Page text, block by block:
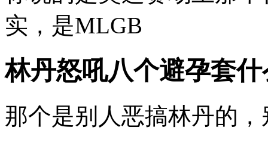
实，是MLGB
林丹怒吼八个避孕套
那个是别人恶搞林丹的